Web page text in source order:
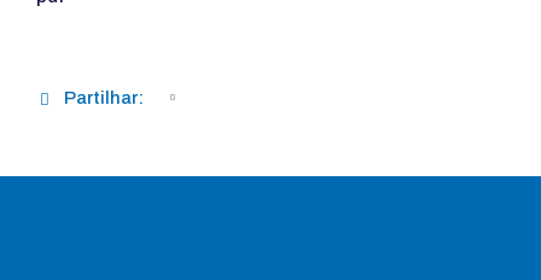
Partilhar: